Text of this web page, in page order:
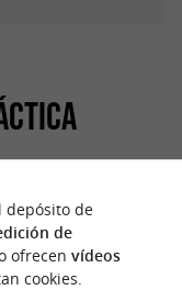
todos los
depósito de
de
ofrecen vídeos
cookies.